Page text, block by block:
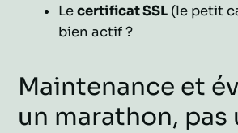
Lecertificat SSL(le petit
bien actif ?
Maintenance et
un marathon, pas